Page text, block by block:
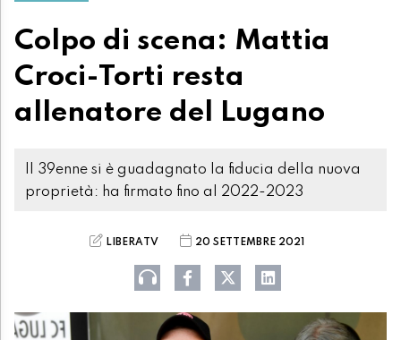
Colpo di scena: Mattia
Croci-Torti resta
allenatore del Lugano
Il 39enne si è guadagnato la fiducia della nuova
proprietà: ha firmato fino al 2022-2023
LIBERATV 20 SETTEMBRE 2021